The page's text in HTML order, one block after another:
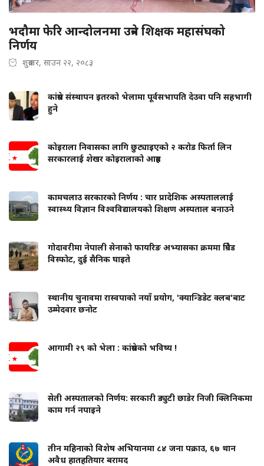
भदौमा फेरि आन्दोलनमा उत्रने शिक्षक महासंघको
निर्णय
शुक्रबार, साउन २२, २०८३
कांग्रेस संस्थापन इतरको भेलामा पूर्वसभापति देउवा पनि सहभागी
हुने
कोइराला निवासका लागि छुट्याइएको २ करोड फिर्ता लिन
सरकारलाई शेखर कोइरालाको आग्रह
कामचलाउ सरकारको निर्णय : चार प्रादेशिक अस्पताललाई
स्वास्थ्य विज्ञान विश्वविद्यालयको शिक्षण अस्पताल बनाउने
गोदावरीमा नेपाली सेनाको फायरिङ अभ्यासका क्रममा ग्रिनेड
विस्फोट, दुई सैनिक घाइते
स्थानीय चुनावमा रास्वपाको नयाँ प्रयोग, 'क्यान्डिडेट क्लब'बाट
उम्मेदवार छनोट
आगामी २९ को भेला : कांग्रेसको भविष्य !
सेती अस्पतालको निर्णय: सरकारी ड्युटी छाडेर निजी क्लिनिकमा
काम गर्न नपाइने
तीन महिनाको विशेष अभियानमा ८४ जना पक्राउ, ६७ थान
अवैध हातहतियार बरामद